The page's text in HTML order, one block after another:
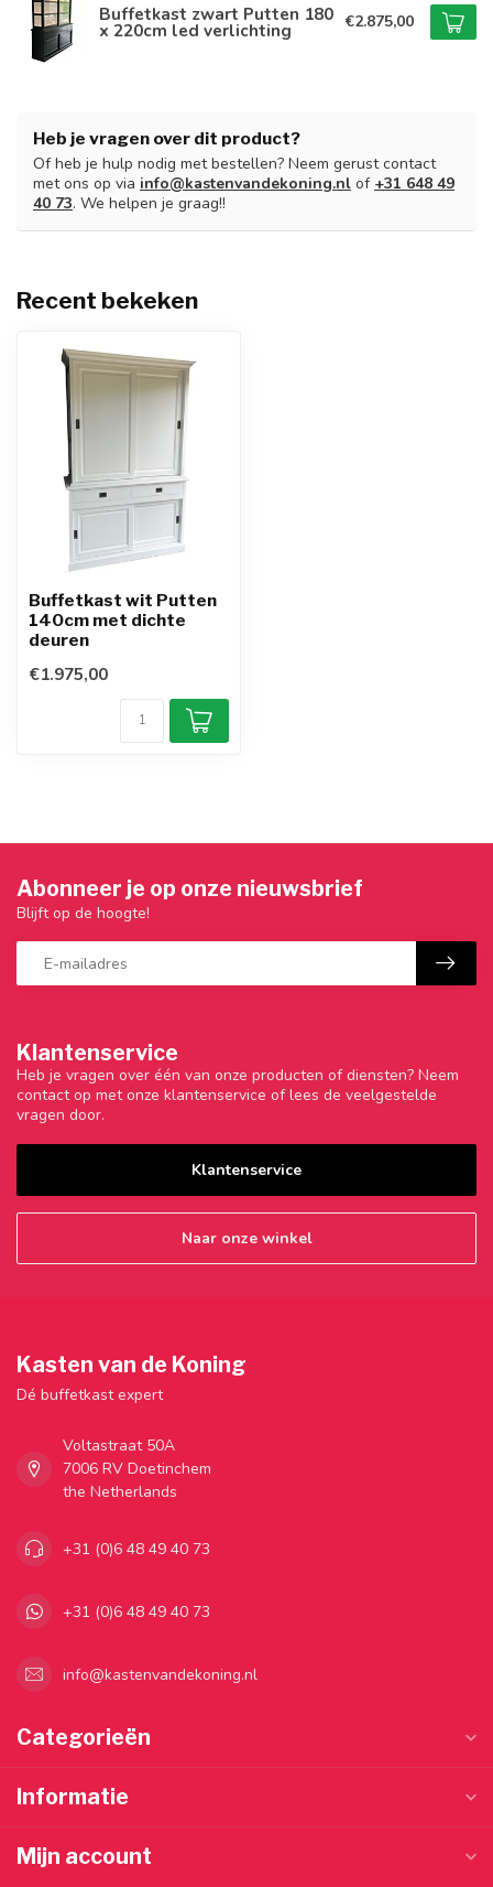
Buffetkast zwart Putten 180
x 220cm led verlichting €2.875,00
Heb je vragen over dit product?
Of heb je hulp nodig met bestellen? Neem gerust contact
met ons op via info@kastenvandekoning.nl of +31 648 49
40 73. We helpen je graag!!
Recent bekeken
Buffetkast wit Putten
140cm met dichte
deuren
€1.975,00
Klantenservice
Heb je vragen over één van onze producten of diensten? Neem
contact op met onze klantenservice of lees de veelgestelde
vragen door.
Klantenservice
Naar onze winkel
Abonneer je op onze nieuwsbrief
Blijft op de hoogte!
Kasten van de Koning
Dé buffetkast expert
Voltastraat 50A
7006 RV Doetinchem
the Netherlands
+31 (0)6 48 49 40 73
+31 (0)6 48 49 40 73
info@kastenvandekoning.nl
Categorieën
Informatie
Mijn account